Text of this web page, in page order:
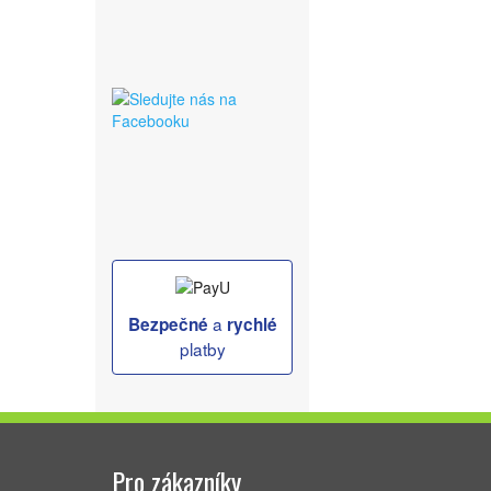
Bezpečné a rychlé
platby
Pro zákazníky